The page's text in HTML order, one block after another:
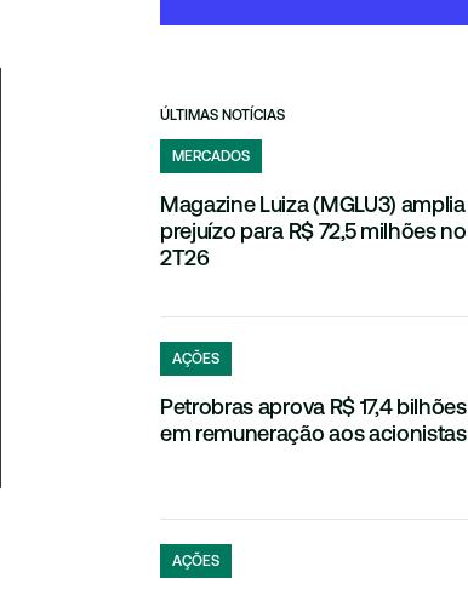
ÚLTIMAS NOTÍCIAS
MERCADOS
Magazine Luiza (MGLU3) amplia
prejuízo para R$ 72,5 milhões no
2T26
AÇÕES
Petrobras aprova R$ 17,4 bilhões
em remuneração aos acionistas
AÇÕES